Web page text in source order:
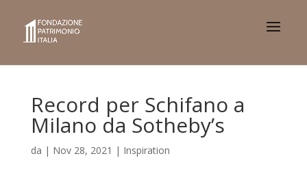
Record per Schifano a
Milano da Sotheby’s
da | Nov 28, 2021 | Inspiration